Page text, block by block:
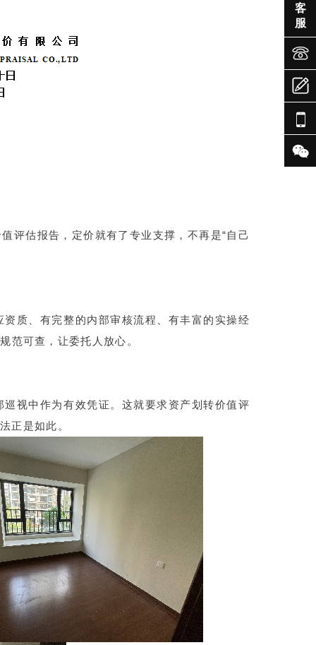
评估报告，定价就有了专业支撑，不再是“自己
质、有完整的内部审核流程、有丰富的实操经
范可查，让委托人放心。
视中作为有效凭证。这就要求资产划转价值评
正是如此。
客
服



